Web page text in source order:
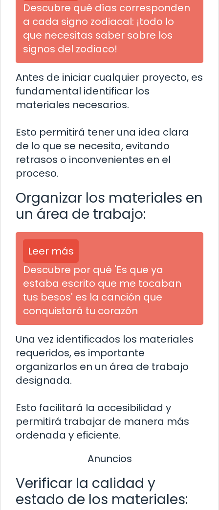
Descubre qué días corresponden
a cada signo zodiacal: ¡todo lo
que necesitas saber sobre los
signos del zodiaco!
Antes de iniciar cualquier proyecto, es
fundamental identificar los
materiales necesarios.
Esto permitirá tener una idea clara
de lo que se necesita, evitando
retrasos o inconvenientes en el
proceso.
Organizar los materiales en
un área de trabajo:
Leer más
Descubre por qué 'Es que ya
estaba escrito que me tocaban
tus besos' es la canción que
conquistará tu corazón
Una vez identificados los materiales
requeridos, es importante
organizarlos en un área de trabajo
designada.
Esto facilitará la accesibilidad y
permitirá trabajar de manera más
ordenada y eficiente.
Anuncios
Verificar la calidad y
estado de los materiales: